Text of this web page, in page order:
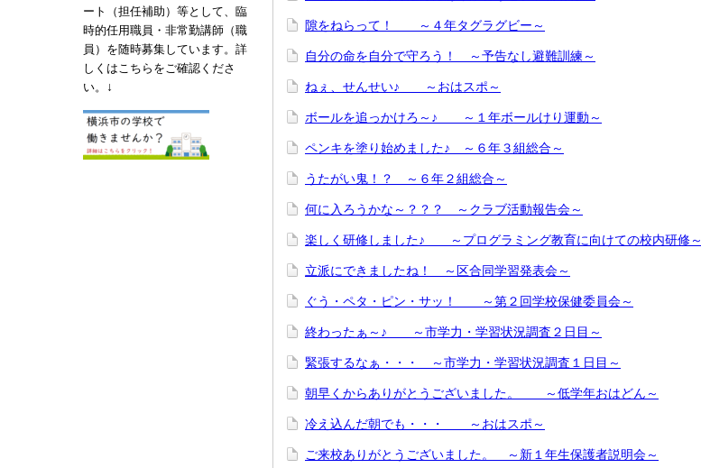
ート（担任補助）等として、臨
時的任用職員・非常勤講師（職
員）を随時募集しています。詳
しくはこちらをご確認くださ
い。
↓
隙をねらって！ ～４年タグラグビー～
自分の命を自分で守ろう！ ～予告なし避難訓練～
ねぇ、せんせい♪ ～おはスポ～
ボールを追っかけろ～♪ ～１年ボールけり運動～
ペンキを塗り始めました♪ ～６年３組総合～
うたがい鬼！？ ～６年２組総合～
何に入ろうかな～？？？ ～クラブ活動報告会～
楽しく研修しました♪ ～プログラミング教育に向けての校内研修～
立派にできましたね！ ～区合同学習発表会～
ぐう・ペタ・ピン・サッ！ ～第２回学校保健委員会～
終わったぁ～♪ ～市学力・学習状況調査２日目～
緊張するなぁ・・・ ～市学力・学習状況調査１日目～
朝早くからありがとうございました。 ～低学年おはどん～
冷え込んだ朝でも・・・ ～おはスポ～
ご来校ありがとうございました。 ～新１年生保護者説明会～